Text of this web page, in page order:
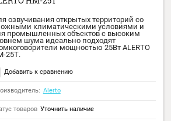
Микрофон настольный, сигнал
внимания, удаление от усилителя до 500
комплекте: адаптер ~220В/=12В, кабель
Jack 5 м. Кнопка c фиксацией.
Добавить к сравнению
Производитель: